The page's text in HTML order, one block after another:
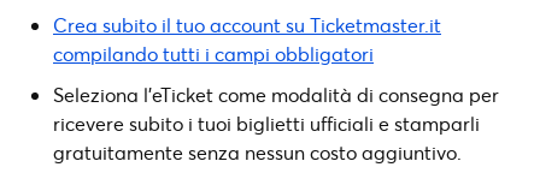
Crea subito il tuo account su Ticketmaster.it
compilando tutti i campi obbligatori
Seleziona l’eTicket come modalità di consegna per
ricevere subito i tuoi biglietti ufficiali e stamparli
gratuitamente senza nessun costo aggiuntivo.